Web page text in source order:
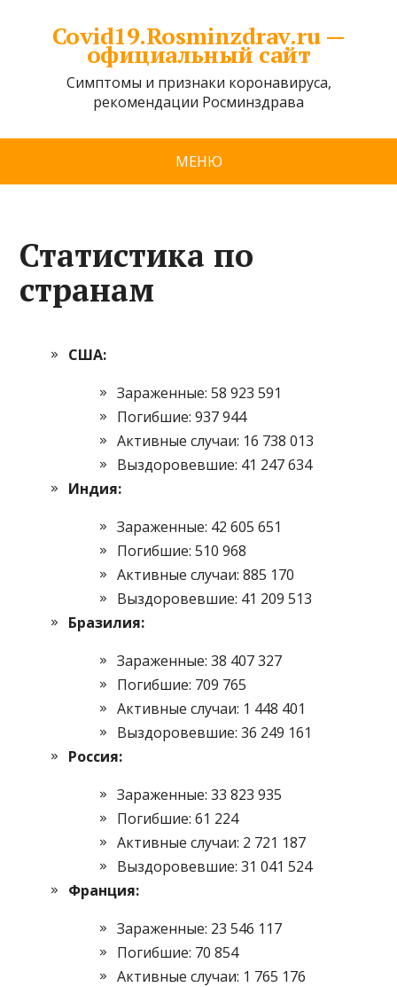
Covid19.Rosminzdrav.ru —
официальный сайт
Симптомы и признаки коронавируса,
рекомендации Росминздрава
МЕНЮ
Статистика по
странам
США:
Зараженные: 58 923 591
Погибшие: 937 944
Активные случаи: 16 738 013
Выздоровевшие: 41 247 634
Индия:
Зараженные: 42 605 651
Погибшие: 510 968
Активные случаи: 885 170
Выздоровевшие: 41 209 513
Бразилия:
Зараженные: 38 407 327
Погибшие: 709 765
Активные случаи: 1 448 401
Выздоровевшие: 36 249 161
Россия:
Зараженные: 33 823 935
Погибшие: 61 224
Активные случаи: 2 721 187
Выздоровевшие: 31 041 524
Франция:
Зараженные: 23 546 117
Погибшие: 70 854
Активные случаи: 1 765 176